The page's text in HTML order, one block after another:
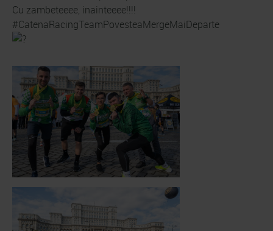
Cu zambeteeee, inainteeee!!!!
#CatenaRacingTeamPovesteaMergeMaiDeparte